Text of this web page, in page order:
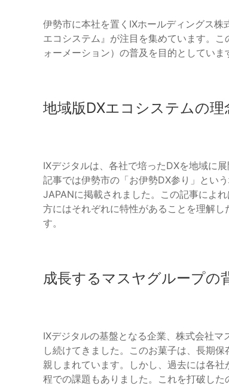
伊勢市に本社を置くIXホールディングス
エコシステム』が注目を集めています。
ォーメーション）の普及を目的としていま
地域版DXエコシステムの理
IXデジタルは、各社で培ったDXを地域に
記事では伊勢市の「お伊勢DX参り」とい
JAPANに掲載されました。この記事によ
方にはそれぞれに特性があることを理解
す。
成長するマスヤグループの
IXデジタルの基盤となる企業、株式会社
し続けてきました。このお菓子は、長期
親しまれています。しかし、過去には各
程での課題もありました。これを打破し